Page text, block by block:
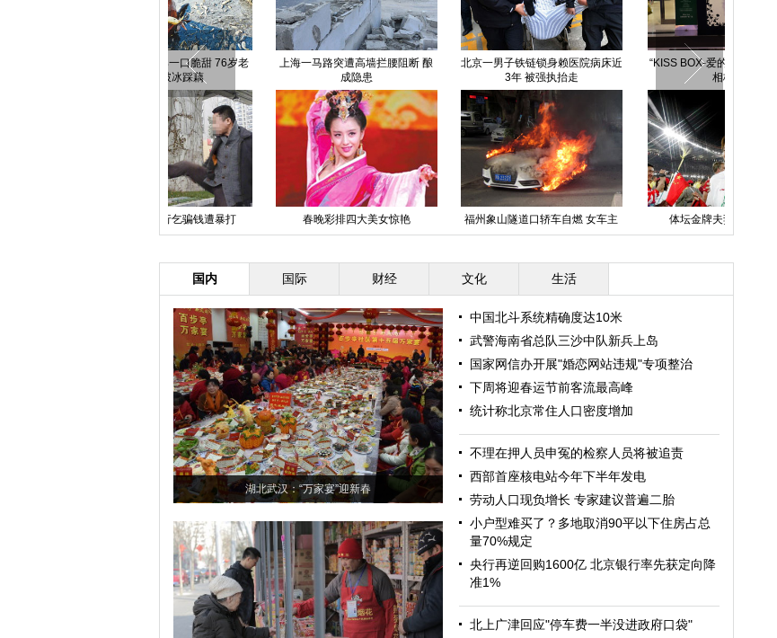
“KISS BOX-爱的剪影小屋”首次亮
吉林女孩挑战极限大秀雾凇钢管舞
北京石景山“迎春洋庙会”大年初一
体坛金牌夫妻的甜蜜瞬间
【“春运”表情】回家路上 我们相濡
以沫的爱情
湖北宜昌：少侠好身手！男子为省
1块钱扒公交车车尾
国内 国际 财经 文化 生活
湖北武汉：“万家宴”迎新春
中国北斗系统精确度达10米
武警海南省总队三沙中队新兵上岛
国家网信办开展"婚恋网站违规"专项整治
下周将迎春运节前客流最高峰
统计称北京常住人口密度增加
不理在押人员申冤的检察人员将被追责
西部首座核电站今年下半年发电
劳动人口现负增长 专家建议普遍二胎
小户型难买了？多地取消90平以下住房占总
量70%规定
央行再逆回购1600亿 北京银行率先获定向降
准1%
北上广津回应"停车费一半没进政府口袋"